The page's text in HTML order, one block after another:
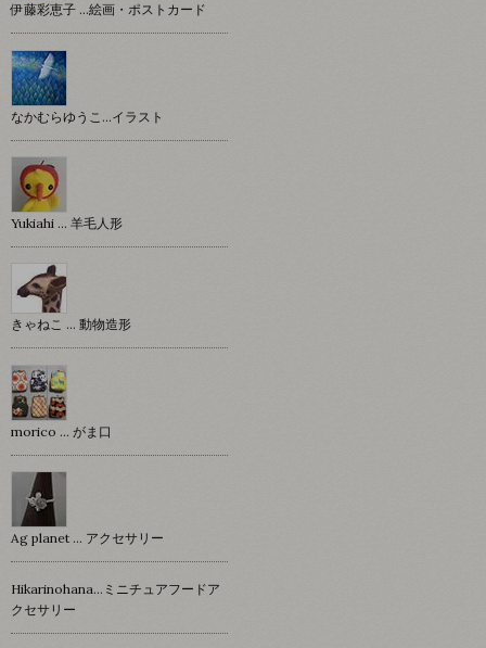
伊藤彩恵子 …絵画・ポストカード
なかむらゆうこ…イラスト
Yukiahi … 羊毛人形
きゃねこ … 動物造形
morico … がま口
Ag planet … アクセサリー
Hikarinohana…ミニチュアフードア
クセサリー